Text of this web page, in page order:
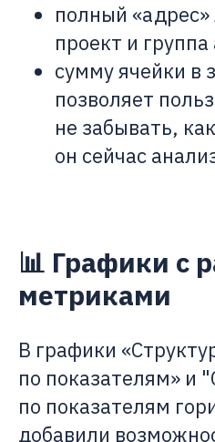
полный «адрес»
проект и
сумму ячейки в
позволяет
не забывать,
он сейчас
📊 Графики с
метриками
В графики
по показателям» и
по показателям
добавили